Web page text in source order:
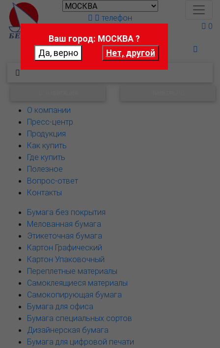
Поможем выбрать
телефон
0
О компании
Пресс-центр
Продукция
Как купить
Где купить
Полезное
Вопрос-ответ
Контакты
Бумага без покрытия
Мелованная бумага
Этикеточная бумага
Картон Графический
Картон Упаковочный
Переплетные материалы
Самоклеящиеся материалы
Самокопирующая бумага
Бумага для офиса
Бумага специальных сортов
Дизайнерская бумага
Бумага для цифровой печати
Ваш город: МОСКВА ?